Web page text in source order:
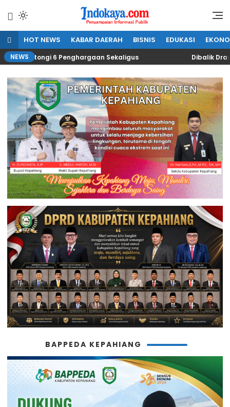
konten
IndoKaya
Penyampaian Informasi Publik
HOT NEWS KABAR DAERAH BISNIS EDUKASI
NEWS 6 Penghargaan Sekaligus Dibalik Drama
BAPPEDA KEPAHIANG